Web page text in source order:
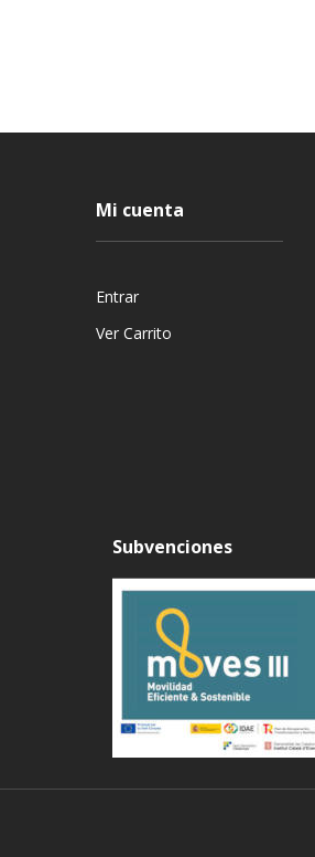
Mi cuenta
Entrar
Ver Carrito
Subvenciones